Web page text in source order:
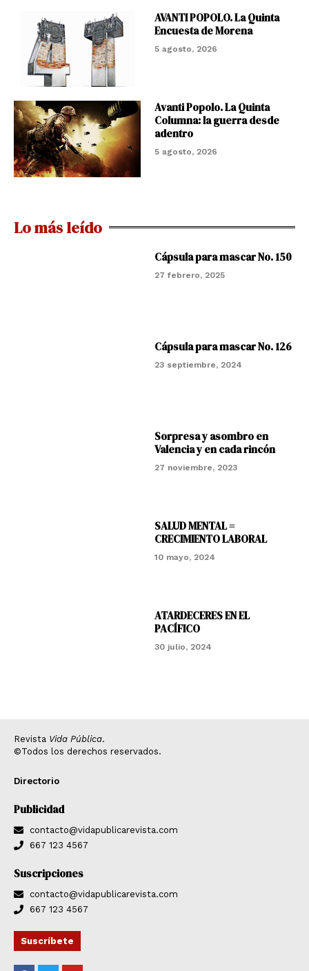
AVANTI POPOLO. La Quinta
Encuesta de Morena
5 agosto, 2026
Avanti Popolo. La Quinta
Columna: la guerra desde
adentro
5 agosto, 2026
Lo más leído
Cápsula para mascar No. 150
27 febrero, 2025
Cápsula para mascar No. 126
23 septiembre, 2024
Sorpresa y asombro en
Valencia y en cada rincón
27 noviembre, 2023
SALUD MENTAL =
CRECIMIENTO LABORAL
10 mayo, 2024
ATARDECERES EN EL
PACÍFICO
30 julio, 2024
Revista Vida Pública.
©Todos los derechos reservados.
Directorio
Publicidad
contacto@vidapublicarevista.com
667 123 4567
Suscripciones
contacto@vidapublicarevista.com
667 123 4567
Suscríbete